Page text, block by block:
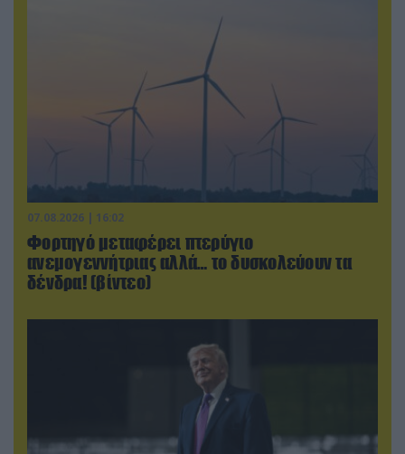
07.08.2026 | 16:02
Φορτηγό μεταφέρει πτερύγιο
ανεμογεννήτριας αλλά… το δυσκολεύουν τα
δένδρα! (βίντεο)